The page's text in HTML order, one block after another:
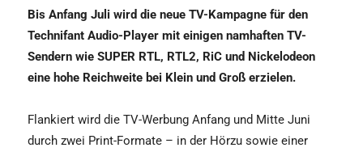
Bis Anfang Juli wird die neue TV-Kampagne für den
Technifant Audio-Player mit einigen namhaften TV-
Sendern wie SUPER RTL, RTL2, RiC und Nickelodeon
eine hohe Reichweite bei Klein und Groß erzielen.
Flankiert wird die TV-Werbung Anfang und Mitte Juni
durch zwei Print-Formate – in der Hörzu sowie einer